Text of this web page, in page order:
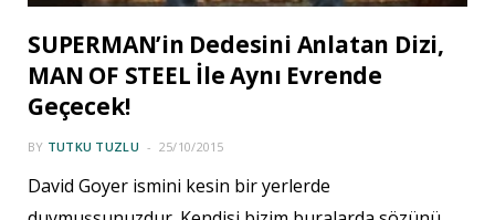
SUPERMAN’in Dedesini Anlatan Dizi,
MAN OF STEEL İle Aynı Evrende
Geçecek!
BY TUTKU TUZLU 25/10/2015
David Goyer ismini kesin bir yerlerde